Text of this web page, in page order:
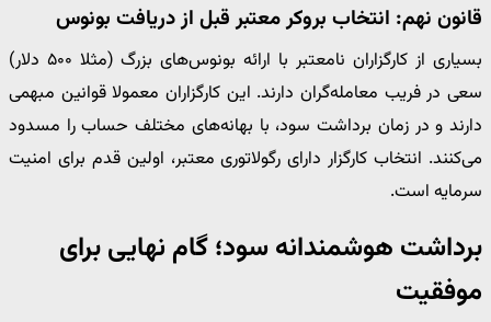
قانون نهم: انتخاب بروکر معتبر قبل از دریافت بونوس
بسیاری از کارگزاران نامعتبر با ارائه بونوس‌های بزرگ (مثلا ۵۰۰ دلار)
سعی در فریب معامله‌گران دارند. این کارگزاران معمولا قوانین مبهمی
دارند و در زمان برداشت سود، با بهانه‌های مختلف حساب را مسدود
می‌کنند. انتخاب کارگزار دارای رگولاتوری معتبر، اولین قدم برای امنیت
سرمایه است.
برداشت هوشمندانه سود؛ گام نهایی برای
موفقیت